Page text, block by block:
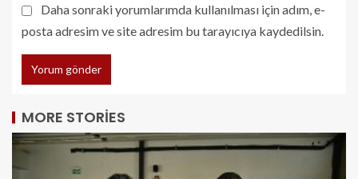
Daha sonraki yorumlarımda kullanılması için adım, e-
posta adresim ve site adresim bu tarayıcıya kaydedilsin.
MORE STORIES